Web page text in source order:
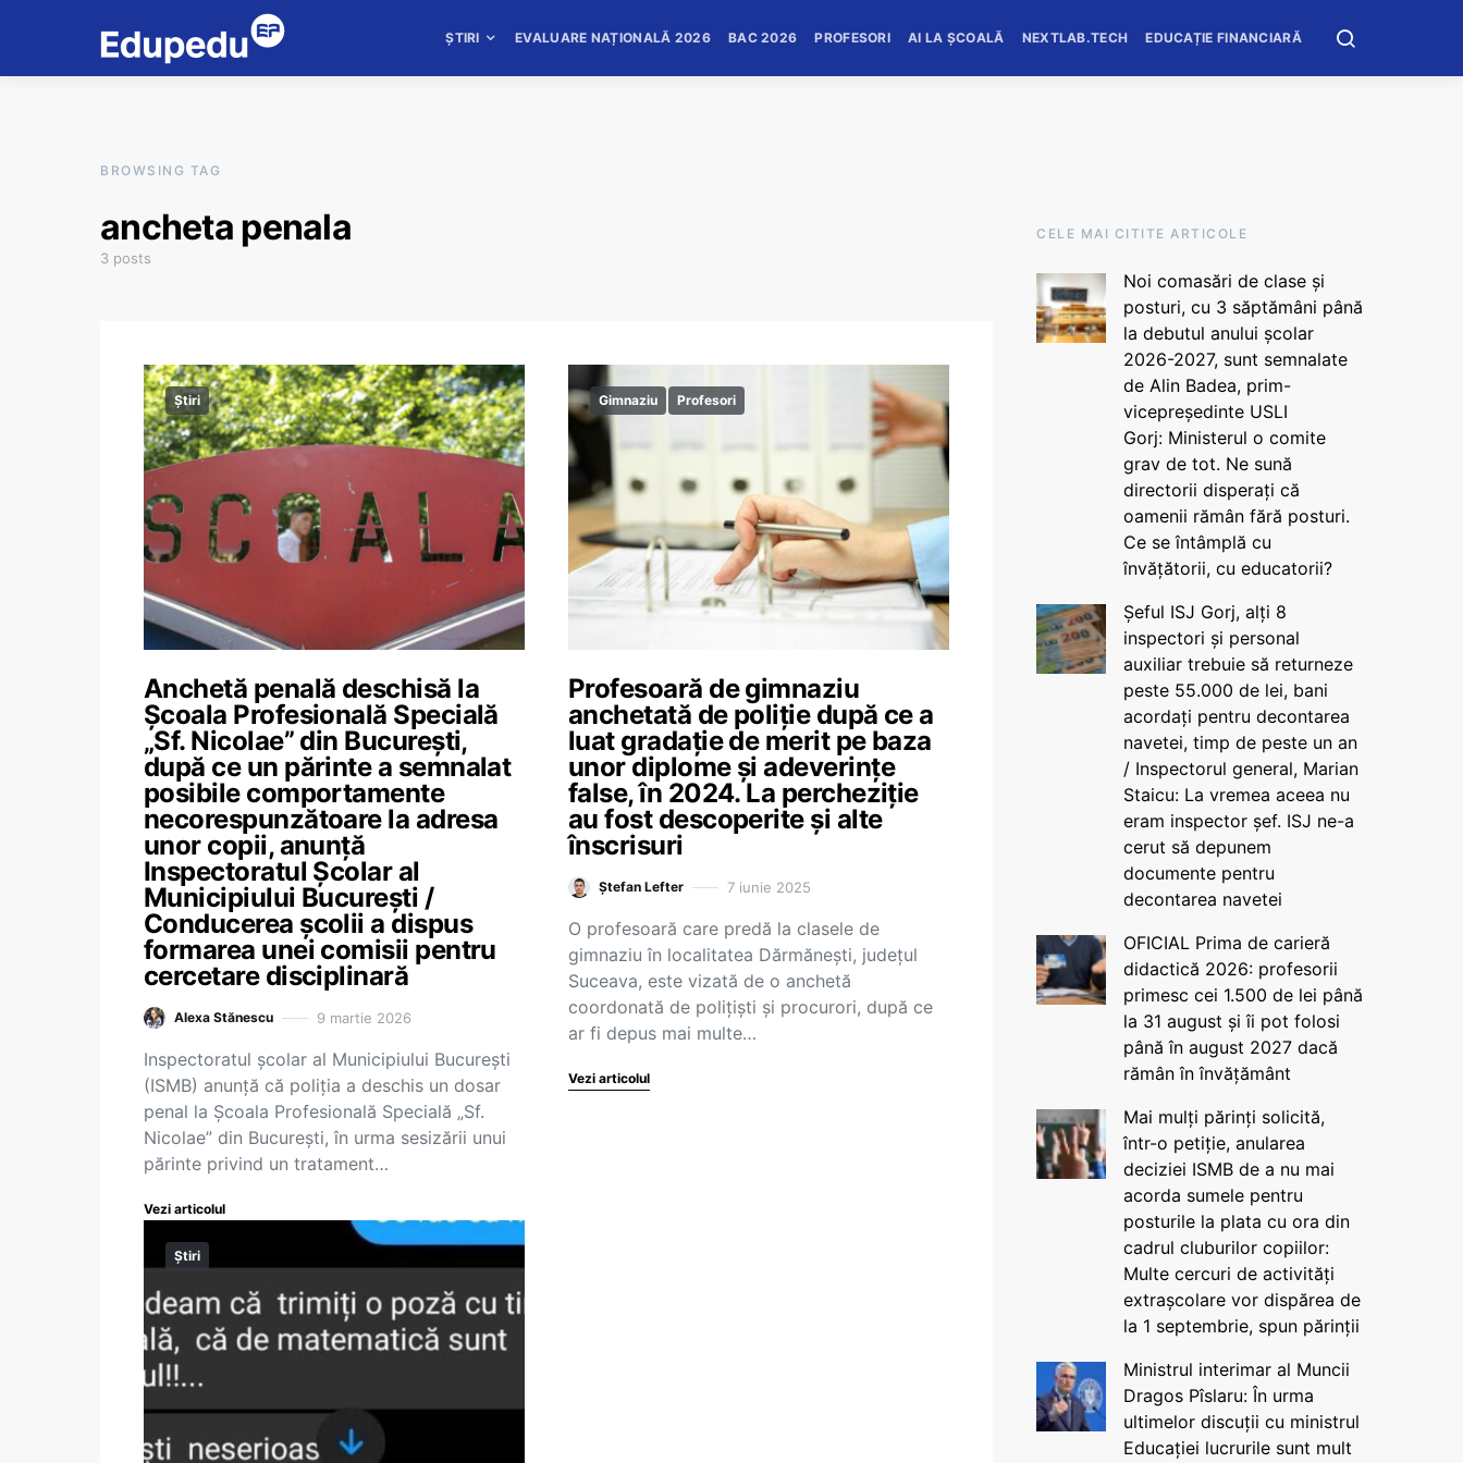
ȘTIRI EVALUARE NAȚIONALĂ 2026 BAC 2026 PROFESORI AI LA ȘCOALĂ NEXTLAB.TECH EDUCAȚIE FINANCIARĂ
BROWSING TAG
ancheta penala
3 posts
Știri
Anchetă penală deschisă la
Școala Profesională Specială
„Sf. Nicolae” din București,
după ce un părinte a semnalat
posibile comportamente
necorespunzătoare la adresa
unor copii, anunță
Inspectoratul Școlar al
Municipiului București /
Conducerea școlii a dispus
formarea unei comisii pentru
cercetare disciplinară
Alexa Stănescu 9 martie 2026
Inspectoratul școlar al Municipiului București
(ISMB) anunță că poliția a deschis un dosar
penal la Școala Profesională Specială „Sf.
Nicolae” din București, în urma sesizării unui
părinte privind un tratament…
Vezi articolul
Gimnaziu Profesori
Profesoară de gimnaziu
anchetată de poliție după ce a
luat gradație de merit pe baza
unor diplome și adeverințe
false, în 2024. La percheziție
au fost descoperite și alte
înscrisuri
Ștefan Lefter 7 iunie 2025
O profesoară care predă la clasele de
gimnaziu în localitatea Dărmănești, județul
Suceava, este vizată de o anchetă
coordonată de polițiști și procurori, după ce
ar fi depus mai multe…
Vezi articolul
Știri
CELE MAI CITITE ARTICOLE
Noi comasări de clase și
posturi, cu 3 săptămâni până
la debutul anului școlar
2026-2027, sunt semnalate
de Alin Badea, prim-
vicepreședinte USLI
Gorj: Ministerul o comite
grav de tot. Ne sună
directorii disperați că
oamenii rămân fără posturi.
Ce se întâmplă cu
învățătorii, cu educatorii?
Șeful ISJ Gorj, alți 8
inspectori și personal
auxiliar trebuie să returneze
peste 55.000 de lei, bani
acordați pentru decontarea
navetei, timp de peste un an
/ Inspectorul general, Marian
Staicu: La vremea aceea nu
eram inspector șef. ISJ ne-a
cerut să depunem
documente pentru
decontarea navetei
OFICIAL Prima de carieră
didactică 2026: profesorii
primesc cei 1.500 de lei până
la 31 august și îi pot folosi
până în august 2027 dacă
rămân în învățământ
Mai mulți părinți solicită,
într-o petiție, anularea
deciziei ISMB de a nu mai
acorda sumele pentru
posturile la plata cu ora din
cadrul cluburilor copiilor:
Multe cercuri de activități
extrașcolare vor dispărea de
la 1 septembrie, spun părinții
Ministrul interimar al Muncii
Dragos Pîslaru: În urma
ultimelor discuții cu ministrul
Educației lucrurile sunt mult